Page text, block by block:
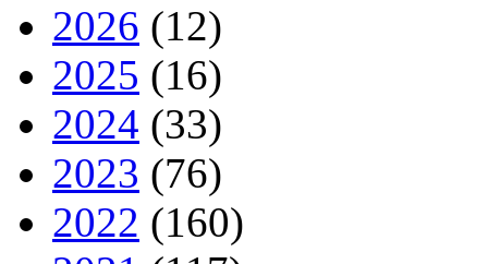
2026 (12)
2025 (16)
2024 (33)
2023 (76)
2022 (160)